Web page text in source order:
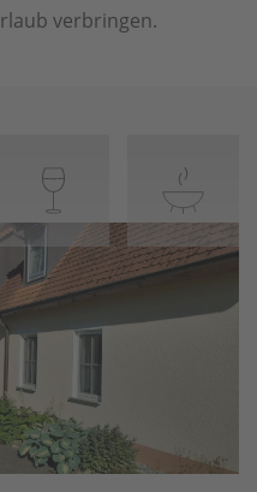
verbringen.